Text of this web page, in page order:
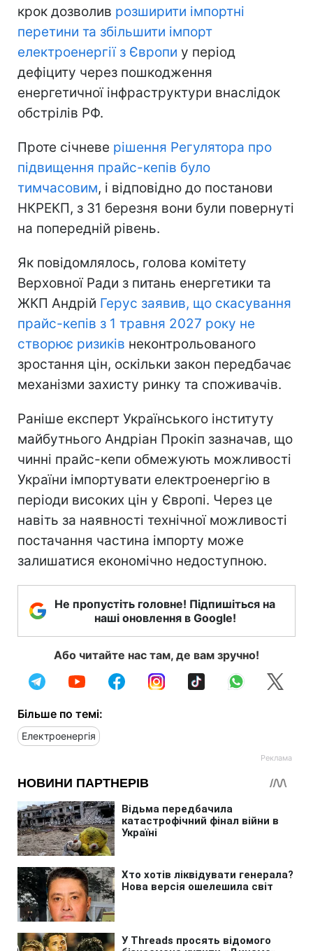
крок дозволив розширити імпортні
перетини та збільшити імпорт
електроенергії з Європи у період
дефіциту через пошкодження
енергетичної інфраструктури внаслідок
обстрілів РФ.
Проте січневе рішення Регулятора про
підвищення прайс-кепів було
тимчасовим, і відповідно до постанови
НКРЕКП, з 31 березня вони були повернуті
на попередній рівень.
Як повідомлялось, голова комітету
Верховної Ради з питань енергетики та
ЖКП Андрій Герус заявив, що скасування
прайс-кепів з 1 травня 2027 року не
створює ризиків неконтрольованого
зростання цін, оскільки закон передбачає
механізми захисту ринку та споживачів.
Раніше експерт Українського інституту
майбутнього Андріан Прокіп зазначав, що
чинні прайс-кепи обмежують можливості
України імпортувати електроенергію в
періоди високих цін у Європі. Через це
навіть за наявності технічної можливості
постачання частина імпорту може
залишатися економічно недоступною.
Не пропустіть головне! Підпишіться на
наші оновлення в Google!
Або читайте нас там, де вам зручно!
Більше по темі:
Електроенергія